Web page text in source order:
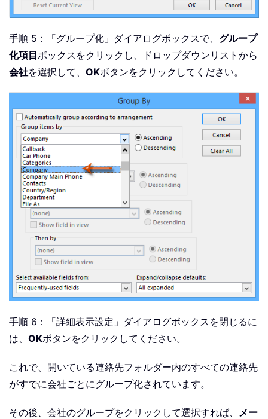
手順 5：「グループ化」ダイアログボックスで、 グループ
化項目ボックスをクリックし、ドロップダウンリストから
会社を選択して、 OKボタンをクリックしてください。
手順 6：「詳細表示設定」ダイアログボックスを閉じるに
は、 OKボタンをクリックしてください。
これで、開いている連絡先フォルダー内のすべての連絡先
がすでに会社ごとにグループ化されています。
その後、会社のグループをクリックして選択すれば、
メー